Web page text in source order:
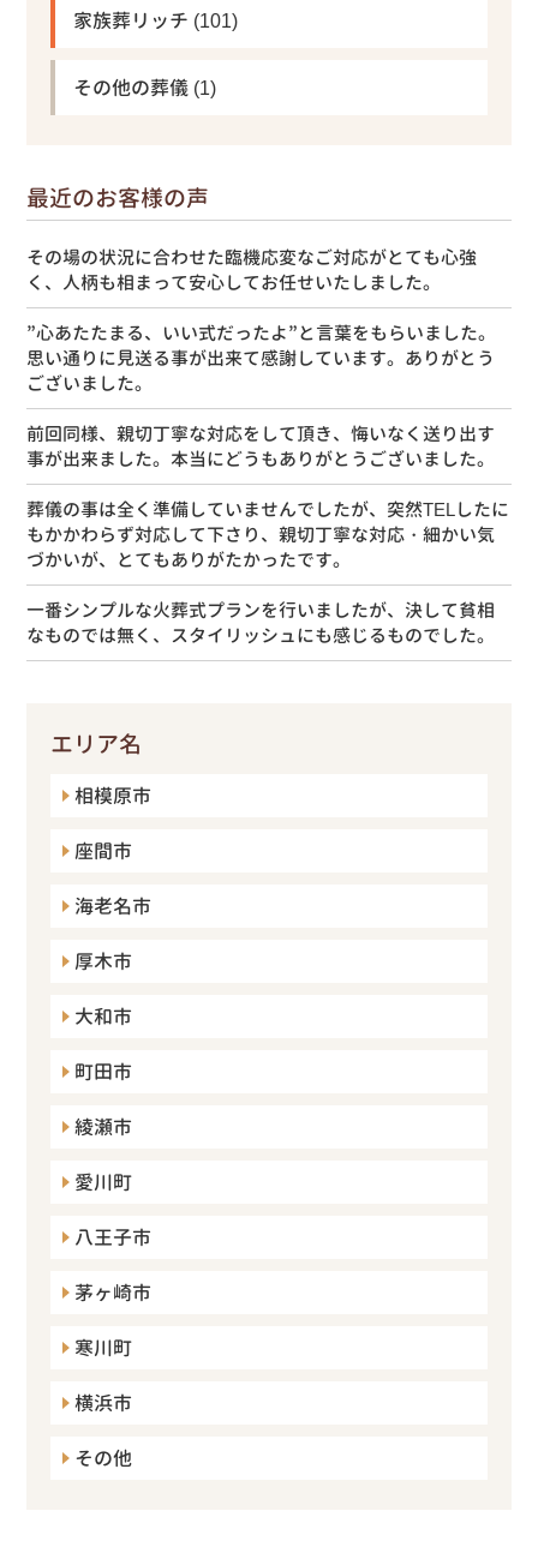
家族葬リッチ (101)
その他の葬儀 (1)
最近のお客様の声
その場の状況に合わせた臨機応変なご対応がとても心強
く、人柄も相まって安心してお任せいたしました。
”心あたたまる、いい式だったよ”と言葉をもらいました。
思い通りに見送る事が出来て感謝しています。ありがとう
ございました。
前回同様、親切丁寧な対応をして頂き、悔いなく送り出す
事が出来ました。本当にどうもありがとうございました。
葬儀の事は全く準備していませんでしたが、突然TELしたに
もかかわらず対応して下さり、親切丁寧な対応・細かい気
づかいが、とてもありがたかったです。
一番シンプルな火葬式プランを行いましたが、決して貧相
なものでは無く、スタイリッシュにも感じるものでした。
エリア名
相模原市
座間市
海老名市
厚木市
大和市
町田市
綾瀬市
愛川町
八王子市
茅ヶ崎市
寒川町
横浜市
その他